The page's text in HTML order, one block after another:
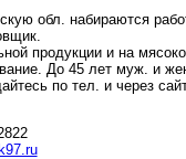
обл. набираются
продукции и на
До 45 лет муж. и
по тел. и через